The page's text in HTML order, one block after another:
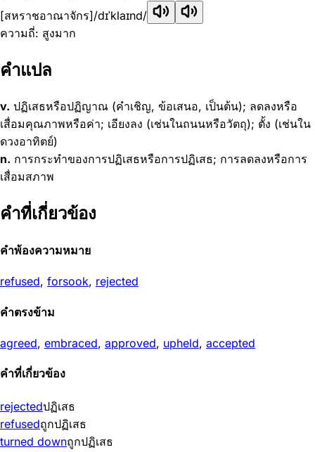
[สหราชอาณาจักร]/dɪˈklaɪnd/
ความถี่: สูงมาก
คำแปล
v. ปฏิเสธหรือปฏิญาณ (คำเชิญ, ข้อเสนอ, เป็นต้น); ลดลงหรือ
เสื่อมคุณภาพหรือค่า; เอียงลง (เช่นในถนนหรือวัตถุ); ตั้ง (เช่นใน
ดวงอาทิตย์)
n. การกระทำของการปฏิเสธหรือการปฏิเสธ; การลดลงหรือการ
เสื่อมสภาพ
คำที่เกี่ยวข้อง
คำพ้องความหมาย
refused, forsook, rejected
คำตรงข้าม
agreed, embraced, approved, upheld, accepted
คำที่เกี่ยวข้อง
rejectedปฏิเสธ
refusedถูกปฏิเสธ
turned downถูกปฏิเสธ